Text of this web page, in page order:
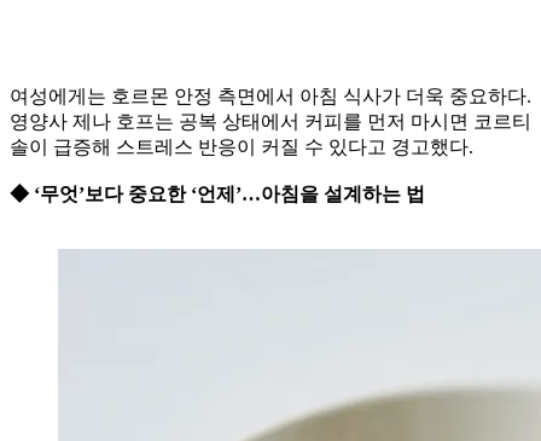
여성에게는 호르몬 안정 측면에서 아침 식사가 더욱 중요하다.
영양사 제나 호프는 공복 상태에서 커피를 먼저 마시면 코르티
솔이 급증해 스트레스 반응이 커질 수 있다고 경고했다.
◆ ‘무엇’보다 중요한 ‘언제’…아침을 설계하는 법